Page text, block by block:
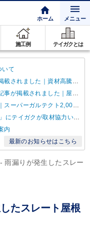
ホーム メニュー
施工例 テイガクとは
いて
納期遅延に対するテイガクの取り組み
した｜屋根点検商法について解説
ーガルテクト2,000万㎡達成
ガクが取材協力いたしました
内
最新のお知らせはこちら
雨漏りが発生したスレー
たスレート屋根